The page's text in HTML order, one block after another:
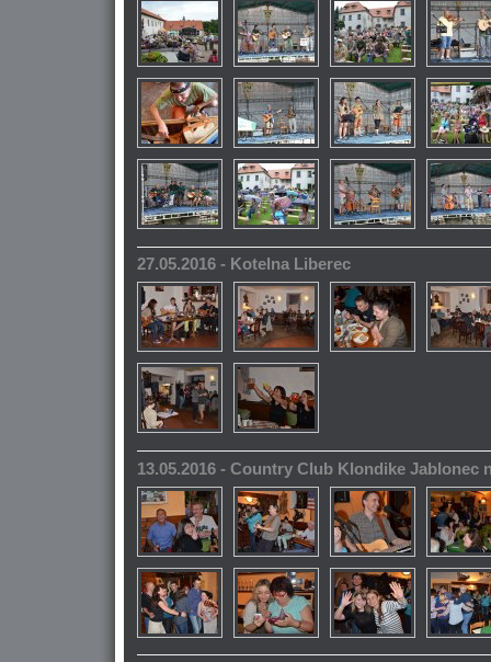
27.05.2016 - Kotelna Liberec
13.05.2016 - Country Club Klondike Jablonec